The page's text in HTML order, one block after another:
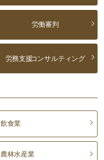
労働審判
労務支援コンサルティング
飲食業
農林水産業